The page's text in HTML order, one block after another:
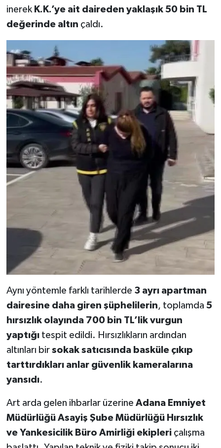
inerek K.K.’ye ait daireden yaklaşık 50 bin TL
değerinde altın çaldı.
Aynı yöntemle farklı tarihlerde 3 ayrı apartman
dairesine daha giren şüphelilerin, toplamda 5
hırsızlık olayında 700 bin TL’lik vurgun
yaptığıtespit edildi. Hırsızlıkların ardından
altınları bir sokak satıcısında basküle çıkıp
tarttırdıkları anlar güvenlik kameralarına
yansıdı.
Art arda gelen ihbarlar üzerine Adana Emniyet
Müdürlüğü Asayiş Şube Müdürlüğü Hırsızlık
ve Yankesicilik Büro Amirliği ekipleriçalışma